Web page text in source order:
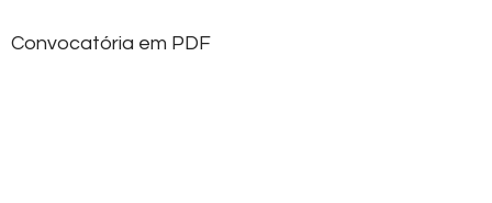
Convocatória em PDF